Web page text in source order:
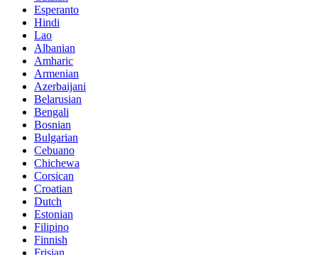
Esperanto
Hindi
Lao
Albanian
Amharic
Armenian
Azerbaijani
Belarusian
Bengali
Bosnian
Bulgarian
Cebuano
Chichewa
Corsican
Croatian
Dutch
Estonian
Filipino
Finnish